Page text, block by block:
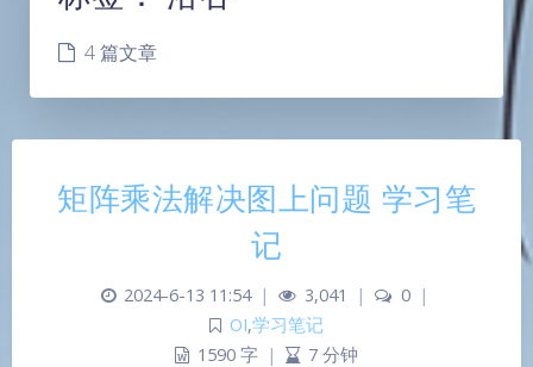
4 篇文章
矩阵乘法解决图上问题 学习笔
记
2024-6-13 11:54 | 3,041 | 0
|
OI,学习笔记
1590 字 | 7 分钟